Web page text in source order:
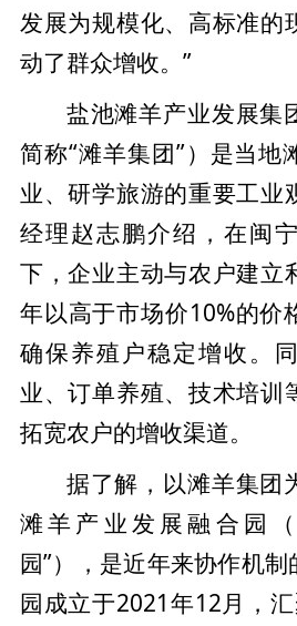
发展为规模化、高标准的
动了群众增收。”
盐池滩羊产业发展集
简称“滩羊集团”）是当地
业、研学旅游的重要工业
经理赵志鹏介绍，在闽
下，企业主动与农户建立
年以高于市场价10%的价
确保养殖户稳定增收。
业、订单养殖、技术培训
拓宽农户的增收渠道。
据了解，以滩羊集团
滩羊产业发展融合园
园”），是近年来协作机
园成立于2021年12月，